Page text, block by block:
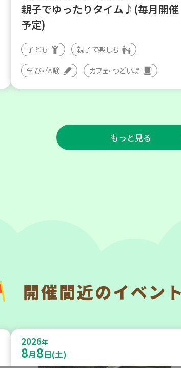
親子でゆったりタイム♪(毎月開催
予定)
子ども 親子で楽しむ
学び・体験 カフェ・つどい場
もっと見る
神戸市兵庫区
【第3地区本部】こべっこBOSAI(
うさい)教室～かぞくで楽しくまなぼ
うさい～
開催間近のイベン
2026年
8月8日(土)